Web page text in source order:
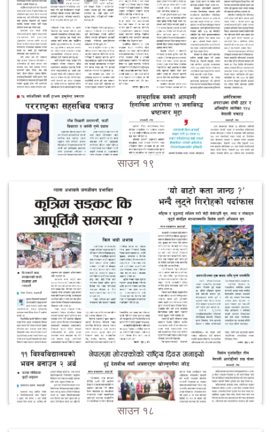
साउन १९
साउन १८